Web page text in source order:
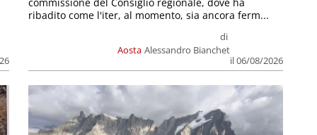
Aosta
di
Alessandro Bianchet
il 06/08/2026
ribadito come l'iter, al momento, sia ancora ferm...